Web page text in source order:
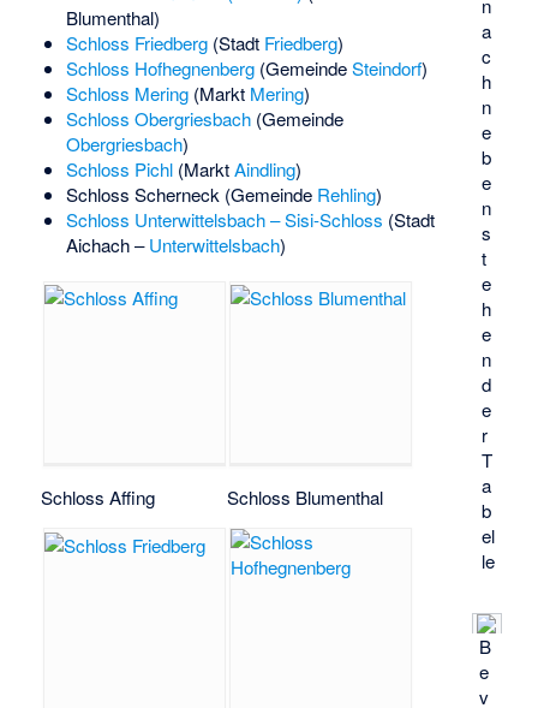
n
a
c
h
n
e
b
e
n
s
t
e
h
e
n
d
e
r
T
a
b
el
le
B
e
v
Blumenthal)
Schloss Friedberg(Stadt Friedberg)
Schloss Hofhegnenberg(GemeindeSteindorf)
Schloss Mering(Markt Mering)
Schloss Obergriesbach(Gemeinde
Obergriesbach)
Schloss Pichl(MarktAindling)
Schloss Scherneck(Gemeinde Rehling)
Schloss Unterwittelsbach – Sisi-Schloss (Stadt
Aichach –Unterwittelsbach)
Schloss Affing Schloss Blumenthal